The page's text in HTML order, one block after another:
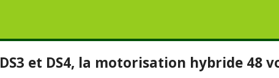
DS3 et DS4, la motorisation hybride 48